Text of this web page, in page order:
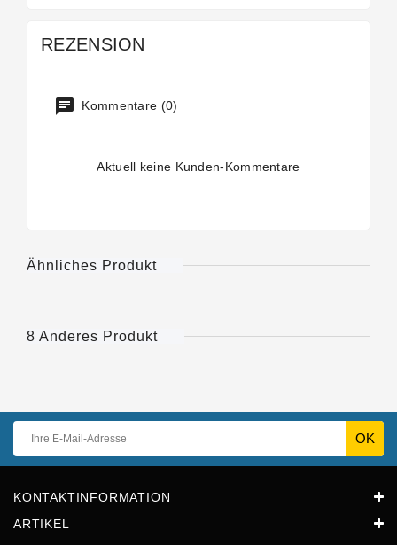
REZENSION
Kommentare (0)
Aktuell keine Kunden-Kommentare
Ähnliches Produkt
8 Anderes Produkt
KONTAKTINFORMATION
ARTIKEL